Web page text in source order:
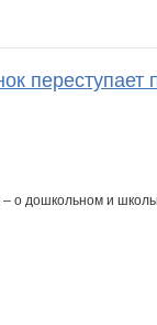
переступает
о дошкольном и